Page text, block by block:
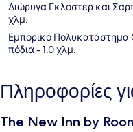
Διώρυγα Γκλόστερ και
χλμ.
Εμπορικό Πολυκατάστημα
πόδια- 1.0 χλμ.
Πληροφορίες
The New Inn by